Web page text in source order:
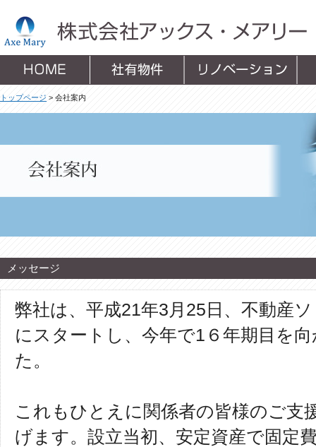
トップページ > 会社案内
メッセージ
弊社は、平成21年3月25日、不動産
にスタートし、今年で1６年期目を
た。
これもひとえに関係者の皆様のご支
げます。設立当初、安定資産で固定